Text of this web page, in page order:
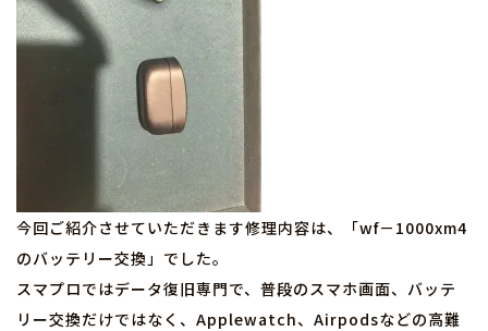
今回ご紹介させていただきます修理内容は、「wf－1000xm4
のバッテリー交換」でした。
スマプロではデータ復旧専門で、普段のスマホ画面、バッテ
リー交換だけではなく、Applewatch、Airpodsなどの高難